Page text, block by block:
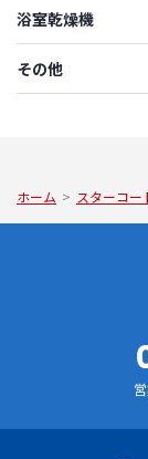
浴室乾燥機
その他
ホーム > スターコー